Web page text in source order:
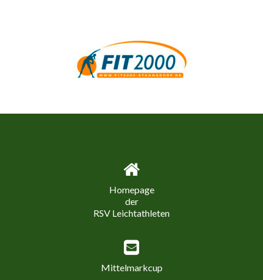
Homepage
der
RSV Leichtathleten
Mittelmarkcup